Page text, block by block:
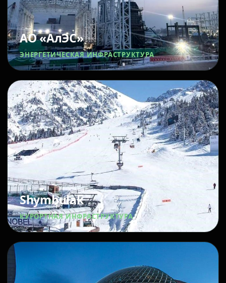
АО «АлЭС»
ЭНЕРГЕТИЧЕСКАЯ ИНФРАСТРУКТУРА
Shymbulak
КУРОРТНАЯ ИНФРАСТРУКТУРА